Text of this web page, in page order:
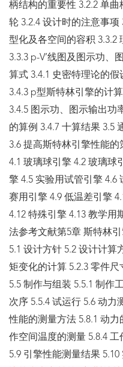
柄结构的重要性 3.2.2 单
轮 3.2.4 设计时的注意事项
型化及各空间的容积 3.3.2
3.3.3 p-V’线图及图示功、
算式 3.4.1 史密特理论的
3.4.3 p型斯特林引擎的计
3.4.5 图示功、图示输出功
的算例 3.4.7 十算结果 3.5
3.6 提高斯特林引擎性能
4.1 玻璃球引擎 4.2 玻璃球
擎 4.5 实验用试管引擎 4.6
赛用引擎 4.9 低温差引擎
4.12 特殊引擎 4.13 教学
法参考文献第5章 斯特林
5.1 设计方针 5.2 设计计算
矩变化的计算 5.2.3 零件
5.5 制作与组装 5.5.1 制作
次序 5.5.4 试运行 5.6 动力
性能的测量方法 5.8.1 动力
作空间温度的测量 5.8.4
5.9 引擎性能测量结果